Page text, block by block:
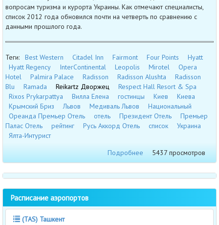
вопросам туризма и курорта Украины. Как отмечают специалисты,
список 2012 года обновился почти на четверть по сравнению с
данными прошлого года.
Теги: Best Western Citadel Inn Fairmont Four Points
Hyatt
Hyatt Regency
InterContinental Leopolis Mirotel
Opera
Hotel
Palmira Palace Radisson Radisson Alushta
Radisson
Blu
Ramada Reikartz Дворжец
Respect Hall Resort & Spa
Rixos Prykarpattya
Вилла Елена гостинцы Киев
Киева
Крымский Бриз
Львов Медиваль Львов
Национальный
Ореанда Премьер Отель
отель Президент Отель
Премьер
Палас Отель
рейтинг Русь Аккорд Отель список
Украина
Ялта-Интурист
Подробнее
5437 просмотров
Расписание аэропортов
(TAS) Ташкент